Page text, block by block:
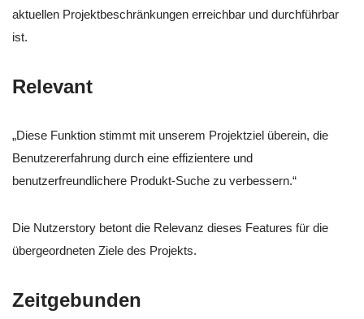
aktuellen Projektbeschränkungen erreichbar und durchführbar
ist.
Relevant
„Diese Funktion stimmt mit unserem Projektziel überein, die
Benutzererfahrung durch eine effizientere und
benutzerfreundlichere Produkt-Suche zu verbessern.“
Die Nutzerstory betont die Relevanz dieses Features für die
übergeordneten Ziele des Projekts.
Zeitgebunden